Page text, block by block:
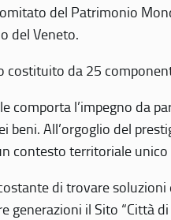
del Patrimonio
del Veneto.
da 25
comporta l’impegno da
All’orgoglio del
contesto territoriale
di trovare
il Sito “Città